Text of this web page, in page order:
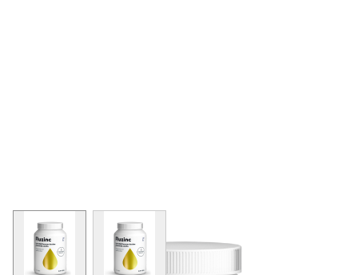
View larger imageView larger image